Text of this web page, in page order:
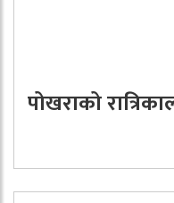
पोखराको